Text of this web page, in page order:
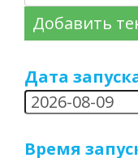
Добавить
Дата
Время